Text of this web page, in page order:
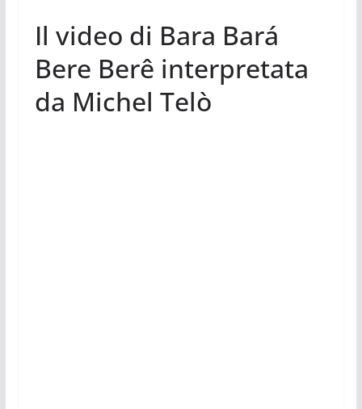
Il video di Bara Bará
Bere Berê interpretata
da Michel Telò